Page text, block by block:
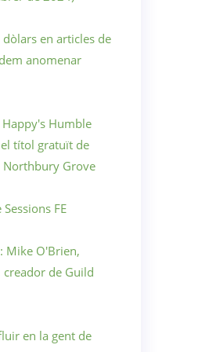
en articles de
anomenar
Humble
títol gratuït de
Grove
FE
Mike O'Brien,
de Guild
en la gent de